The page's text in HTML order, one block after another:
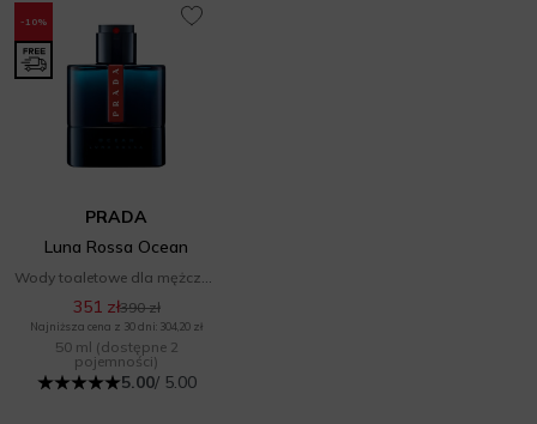
-10%
PRADA
Luna Rossa Ocean
351 zł390 zł
Najniższa cena z 30 dni: 304,20 zł
50 ml (dostępne 2
pojemności)
5.00/ 5.00